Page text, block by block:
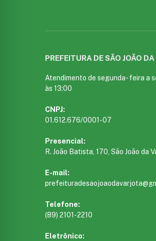
PREFEITURA DE SÃO JOÃO
Atendimento de segunda- feira a
às 13:00
CNPJ:
01.612.676/0001-07
Presencial:
R. João Batista, 170, São João da
E-mail:
Telefone:
(89) 2101-2210
Eletrônico: